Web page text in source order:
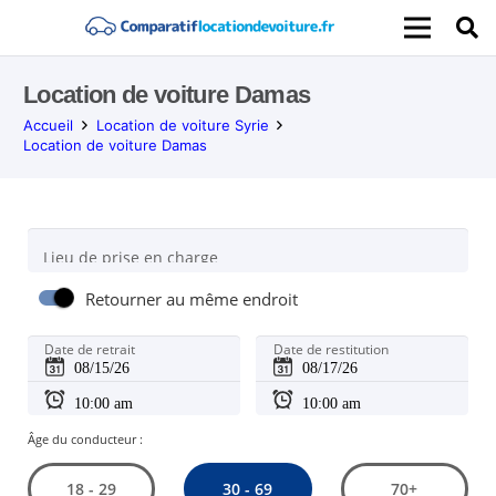
Location de voiture Damas
Accueil
Location de voiture Syrie
Location de voiture Damas
Lieu de prise en charge
Retourner au même endroit
Date de retrait Date de restitution
Âge du conducteur :
18 - 29 30 - 69 70+